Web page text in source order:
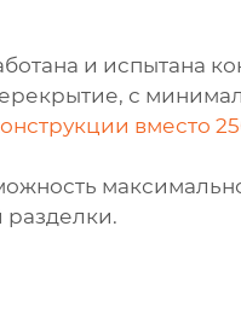
и испытана
с
вместо
разделки.